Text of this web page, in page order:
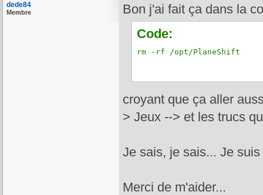
dede84
Membre
Bon j'ai fait ça dans la
Code:
rm -rf /opt/PlaneShift
croyant que ça aller
> Jeux --> et les trucs
Je sais, je sais... Je
Merci de m'aider...